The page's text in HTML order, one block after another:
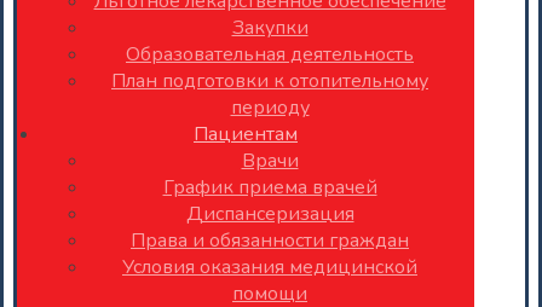
Закупки
Образовательная деятельность
План подготовки к отопительному
периоду
Пациентам
Врачи
График приема врачей
Диспансеризация
Права и обязанности граждан
Условия оказания медицинской
помощи